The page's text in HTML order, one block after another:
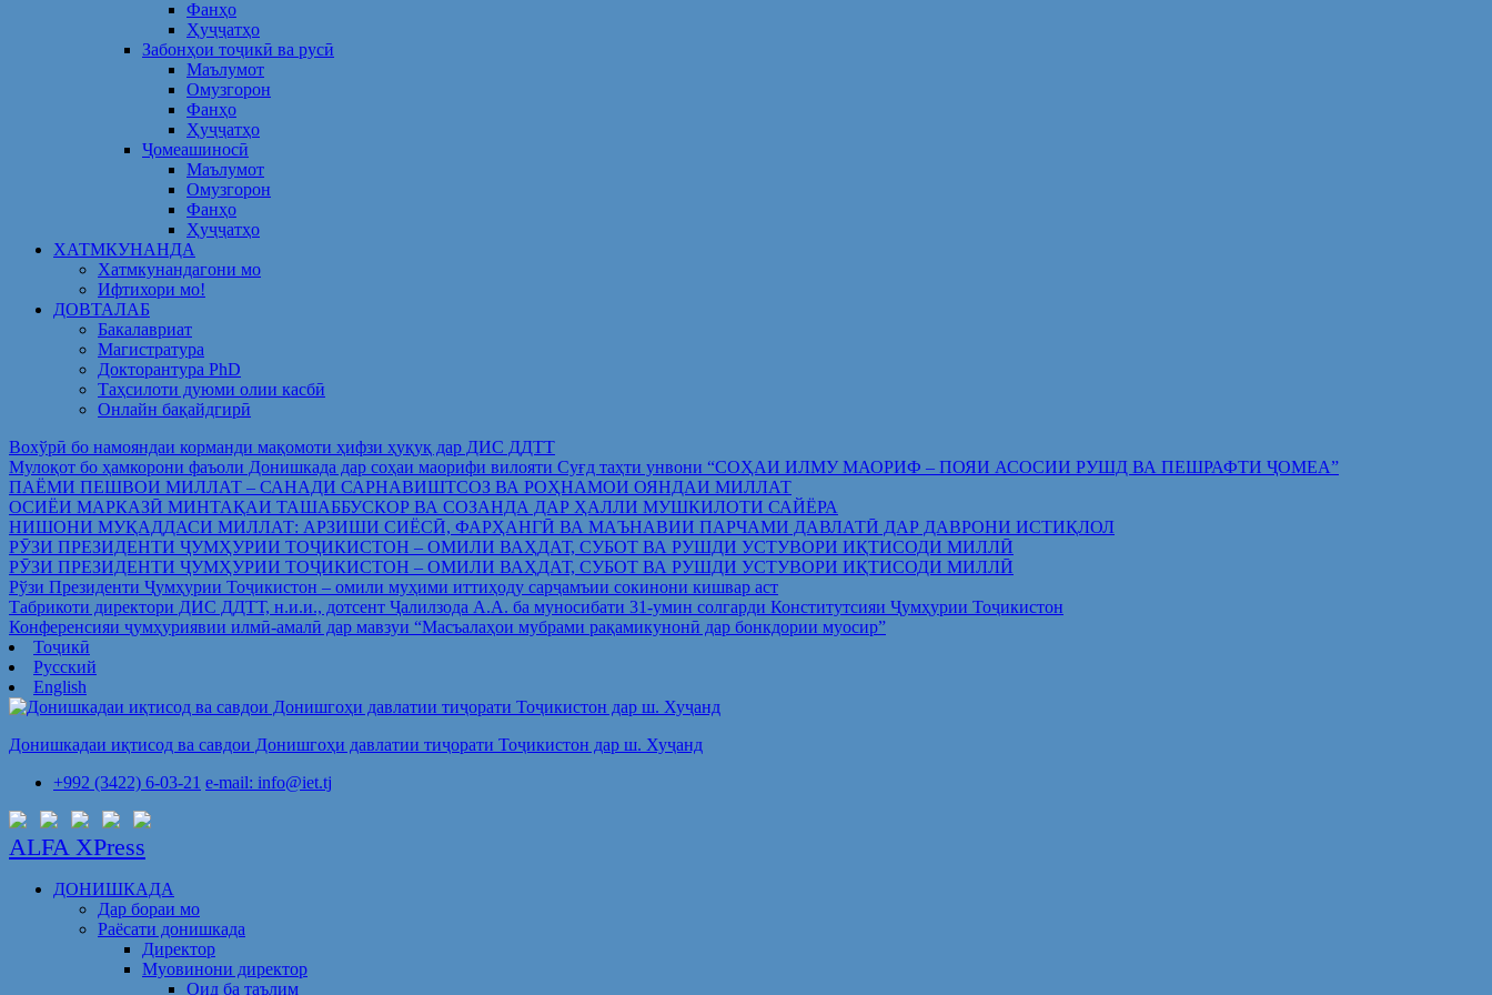
Фанҳо
Ҳуҷҷатҳо
Забонҳои тоҷикӣ ва русӣ
Маълумот
Омузгорон
Фанҳо
Ҳуҷҷатҳо
Ҷомеашиносӣ
Маълумот
Омузгорон
Фанҳо
Ҳуҷҷатҳо
ХАТМКУНАНДА
Хатмкунандагони мо
Ифтихори мо!
ДОВТАЛАБ
Бакалавриат
Магистратура
Докторантура PhD
Таҳсилоти дуюми олии касбӣ
Онлайн бақайдгирӣ
Вохўрӣ бо намояндаи корманди мақомоти ҳифзи ҳуқуқ дар ДИС ДДТТ
Мулоқот бо ҳамкорони фаъоли Донишкада дар соҳаи маорифи вилояти Суғд таҳти унвони “СОҲАИ ИЛМУ МАОРИФ – ПОЯИ АСОСИИ РУШД ВА ПЕШРАФТИ ҶОМЕА”
ПАЁМИ ПЕШВОИ МИЛЛАТ – САНАДИ САРНАВИШТСОЗ ВА РОҲНАМОИ ОЯНДАИ МИЛЛАТ
ОСИЁИ МАРКАЗӢ МИНТАҚАИ ТАШАББУСКОР ВА СОЗАНДА ДАР ҲАЛЛИ МУШКИЛОТИ САЙЁРА
НИШОНИ МУҚАДДАСИ МИЛЛАТ: АРЗИШИ СИЁСӢ, ФАРҲАНГӢ ВА МАЪНАВИИ ПАРЧАМИ ДАВЛАТӢ ДАР ДАВРОНИ ИСТИҚЛОЛ
РӮЗИ ПРЕЗИДЕНТИ ҶУМҲУРИИ ТОҶИКИСТОН – ОМИЛИ ВАҲДАТ, СУБОТ ВА РУШДИ УСТУВОРИ ИҚТИСОДИ МИЛЛӢ
РӮЗИ ПРЕЗИДЕНТИ ҶУМҲУРИИ ТОҶИКИСТОН – ОМИЛИ ВАҲДАТ, СУБОТ ВА РУШДИ УСТУВОРИ ИҚТИСОДИ МИЛЛӢ
Рўзи Президенти Ҷумҳурии Тоҷикистон – омили муҳими иттиҳоду сарҷамъии сокинони кишвар аст
Табрикоти директори ДИС ДДТТ, н.и.и., дотсент Ҷалилзода А.А. ба муносибати 31-умин солгарди Конститутсияи Ҷумҳурии Тоҷикистон
Конференсияи ҷумҳуриявии илмӣ-амалӣ дар мавзуи “Масъалаҳои мубрами рақамикунонӣ дар бонкдории муосир”
Тоҷикӣ
Русский
English
Донишкадаи иқтисод ва савдои Донишгоҳи давлатии тиҷорати Тоҷикистон дар ш. Хуҷанд
+992 (3422) 6-03-21 e-mail: info@iet.tj
ALFA XPress
ДОНИШКАДА
Дар бораи мо
Раёсати донишкада
Директор
Муовинони директор
Оид ба таълим